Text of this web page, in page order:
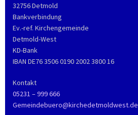
32756 Detmold
Bankverbindung
Ev.-ref. Kirchengemeinde
Detmold-West
KD-Bank
IBAN DE76 3506 0190 2002 3800 16
Kontakt
05231 – 999 666
Gemeindebuero@kirchedetmoldwest.de